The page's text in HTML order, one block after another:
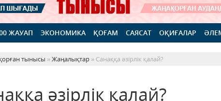
ЖАУАП ЭКОНОМИКА ҚОҒАМ САЯСАТ ОҚИҒАЛАР
тынысы »Жаңалықтар » Санаққа әзірлік қалай?
әзірлік қалай?